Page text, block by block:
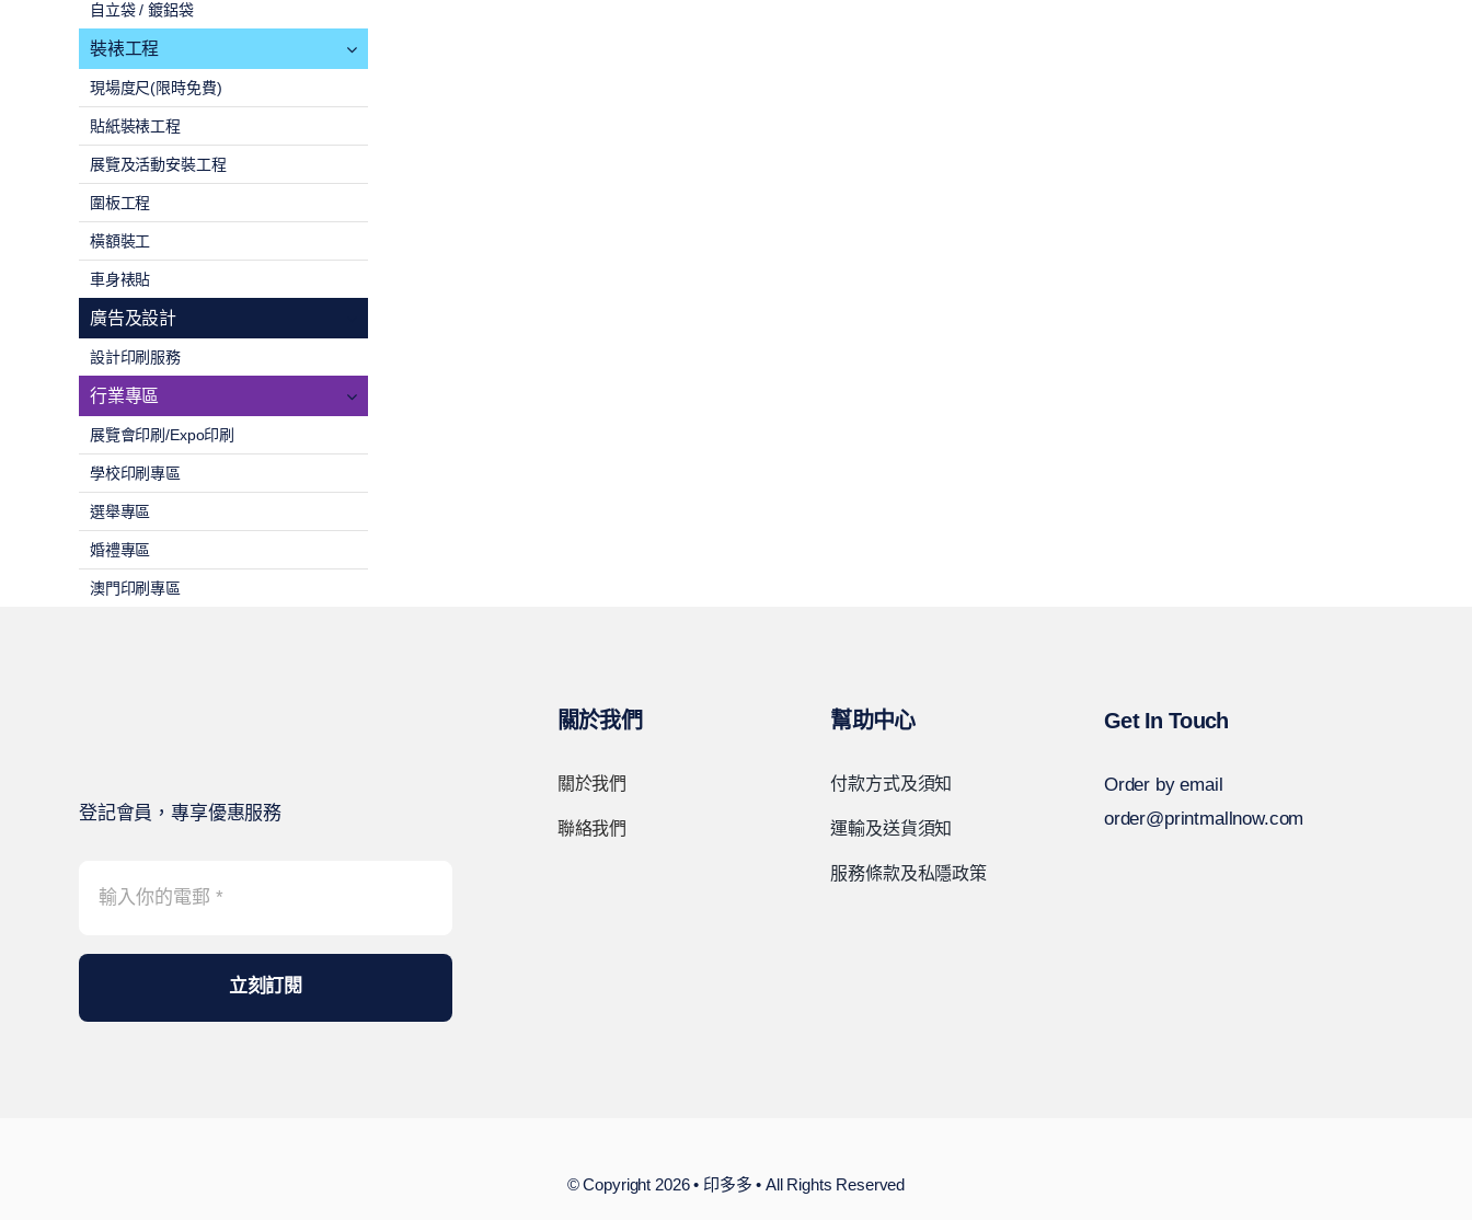
自立袋 / 鍍鋁袋
裝裱工程
現場度尺(限時免費)
貼紙裝裱工程
展覽及活動安裝工程
圍板工程
橫額裝工
車身裱貼
廣告及設計
設計印刷服務
行業專區
展覽會印刷/Expo印刷
學校印刷專區
選舉專區
婚禮專區
澳門印刷專區
登記會員，專享優惠服務
立刻訂閱
關於我們
關於我們
聯絡我們
幫助中心
付款方式及須知
運輸及送貨須知
服務條款及私隱政策
Get In Touch
Order by email
order@printmallnow.com
© Copyright 2026 • 印多多 • All Rights Reserved